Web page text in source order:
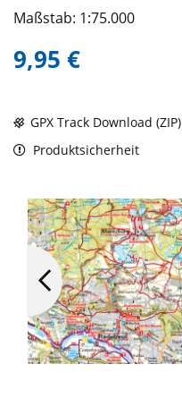
Maßstab: 1:75.000
9,95 €
GPX Track Download (ZIP)
Produktsicherheit